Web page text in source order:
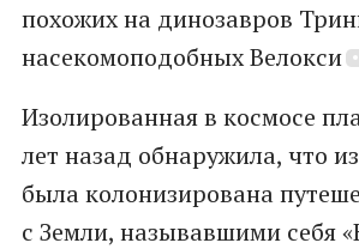
похожих на динозавров
насекомоподобных Велокси
Изолированная в космосе
лет назад обнаружила, что
была колонизирована
с Земли, называвшими себя